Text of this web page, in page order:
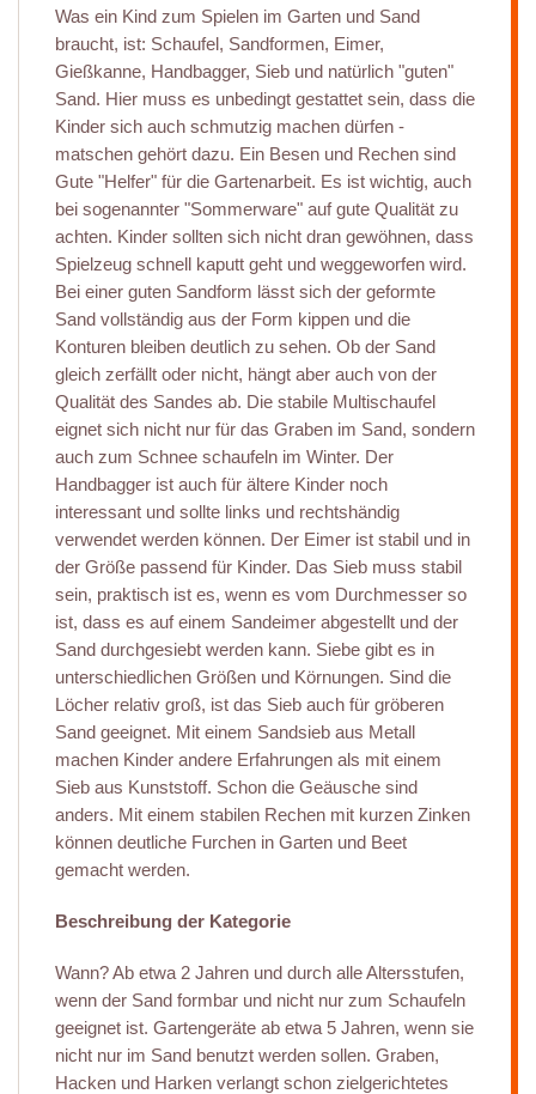
Was ein Kind zum Spielen im Garten und Sand
braucht, ist: Schaufel, Sandformen, Eimer,
Gießkanne, Handbagger, Sieb und natürlich "guten"
Sand. Hier muss es unbedingt gestattet sein, dass die
Kinder sich auch schmutzig machen dürfen -
matschen gehört dazu. Ein Besen und Rechen sind
Gute "Helfer" für die Gartenarbeit. Es ist wichtig, auch
bei sogenannter "Sommerware" auf gute Qualität zu
achten. Kinder sollten sich nicht dran gewöhnen, dass
Spielzeug schnell kaputt geht und weggeworfen wird.
Bei einer guten Sandform lässt sich der geformte
Sand vollständig aus der Form kippen und die
Konturen bleiben deutlich zu sehen. Ob der Sand
gleich zerfällt oder nicht, hängt aber auch von der
Qualität des Sandes ab. Die stabile Multischaufel
eignet sich nicht nur für das Graben im Sand, sondern
auch zum Schnee schaufeln im Winter. Der
Handbagger ist auch für ältere Kinder noch
interessant und sollte links und rechtshändig
verwendet werden können. Der Eimer ist stabil und in
der Größe passend für Kinder. Das Sieb muss stabil
sein, praktisch ist es, wenn es vom Durchmesser so
ist, dass es auf einem Sandeimer abgestellt und der
Sand durchgesiebt werden kann. Siebe gibt es in
unterschiedlichen Größen und Körnungen. Sind die
Löcher relativ groß, ist das Sieb auch für gröberen
Sand geeignet. Mit einem Sandsieb aus Metall
machen Kinder andere Erfahrungen als mit einem
Sieb aus Kunststoff. Schon die Geäusche sind
anders. Mit einem stabilen Rechen mit kurzen Zinken
können deutliche Furchen in Garten und Beet
gemacht werden.
Beschreibung der Kategorie
Wann? Ab etwa 2 Jahren und durch alle Altersstufen,
wenn der Sand formbar und nicht nur zum Schaufeln
geeignet ist. Gartengeräte ab etwa 5 Jahren, wenn sie
nicht nur im Sand benutzt werden sollen. Graben,
Hacken und Harken verlangt schon zielgerichtetes